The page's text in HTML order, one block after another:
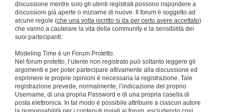
discussione mentre solo gli utenti registrati possono rispondere a
discussioni già aperte o iniziarne di nuove. Il forum è soggetto ad
alcune regole (che una volta iscritto si da per certo avere accettato)
che vanno a cautelare la vita della community e la sensibilità dei
suoi partecipanti:
Modeling Time è un Forum Protetto.
Nel forum protetto, l’utente non registrato può soltanto leggere gli
argomenti e per poter partecipare attivamente alla discussione ed
esprimere le proprie opinioni è necessaria la registrazione. Tale
registrazione prevede, normalmente, l’indicazione del proprio
Username, di una propria Password e di una propria casella di
posta elettronica. In tal modo è possibile attribuire a ciascun autore